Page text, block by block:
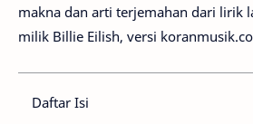
makna dan arti terjemahan dari lirik
milik Billie Eilish, versi
Daftar Isi